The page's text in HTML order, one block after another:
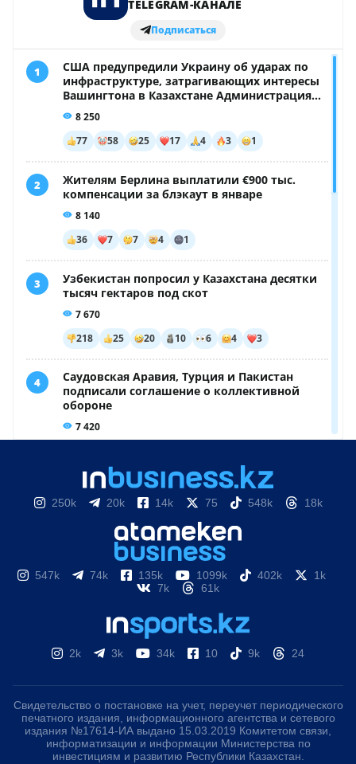
250k 20k 14k 75 548k 18k
547k 74k 135k 1099k 402k
1k
7k
61k
2k 3k 34k 10 9k 24
Свидетельство о постановке на учет, переучет периодического
печатного издания, информационного агентства и сетевого
издания №17614-ИА выдано 15.03.2019 Комитетом связи,
информатизации и информации Министерства по
инвестициям и развитию Республики Казахстан.